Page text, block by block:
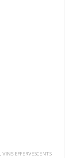
,VINS EFFERVESCENTS